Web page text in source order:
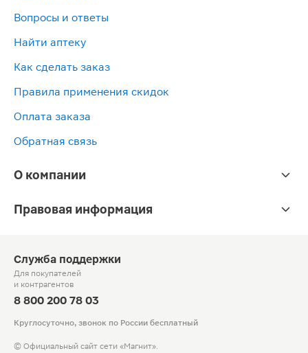
Вопросы и ответы
Найти аптеку
Как сделать заказ
Правила применения скидок
Оплата заказа
Обратная связь
О компании
Правовая информация
Служба поддержки
Для покупателей
и контрагентов
8 800 200 78 03
Круглосуточно, звонок по России бесплатный
© Официальный сайт сети «Магнит».